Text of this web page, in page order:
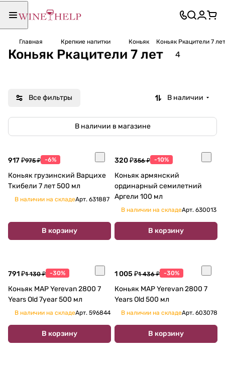
Главная Крепкие напитки Коньяк Коньяк Ркацители 7 лет
Коньяк Ркацители 7 лет 4
Все фильтры В наличии
В наличии в магазине
917 ₽975 ₽ -6%
Коньяк грузинский Варцихе
Ткибели 7 лет 500 мл
В наличии на складеАрт. 631887
В корзину
320 ₽356 ₽ -10%
Коньяк армянский
ординарный семилетний
Аргели 100 мл
В наличии на складеАрт. 630013
В корзину
791 ₽1 130 ₽ -30%
Коньяк MAP Yerevan 2800 7
Years Old 7year 500 мл
В наличии на складеАрт. 596844
В корзину
1 005 ₽1 436 ₽ -30%
Коньяк MAP Yerevan 2800 7
Years Old 500 мл
В наличии на складеАрт. 603078
В корзину